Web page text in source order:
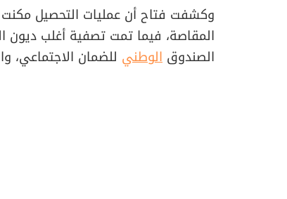
المقاصة، فيما تمت تصفية أغلب ديون
الصندوق الوطني للضمان الاجتماعي،